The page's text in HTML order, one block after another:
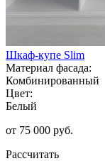
Шкаф-купе Slim
Материал фасада:
Комбинированный
Цвет:
Белый
от 75 000 руб.
Рассчитать